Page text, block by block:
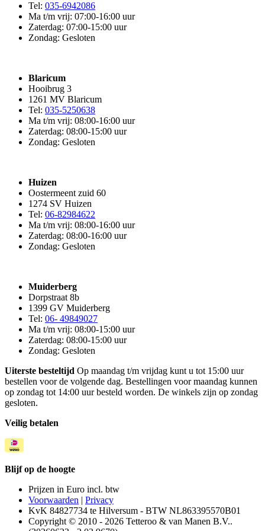
Tel: 035-6942086
Ma t/m vrij: 07:00-16:00 uur
Zaterdag: 07:00-15:00 uur
Zondag: Gesloten
Blaricum
Hooibrug 3
1261 MV Blaricum
Tel: 035-5250638
Ma t/m vrij: 08:00-16:00 uur
Zaterdag: 08:00-15:00 uur
Zondag: Gesloten
Huizen
Oostermeent zuid 60
1274 SV Huizen
Tel: 06-82984622
Ma t/m vrij: 08:00-16:00 uur
Zaterdag: 08:00-16:00 uur
Zondag: Gesloten
Muiderberg
Dorpstraat 8b
1399 GV Muiderberg
Tel: 06- 49849027
Ma t/m vrij: 08:00-15:00 uur
Zaterdag: 08:00-15:00 uur
Zondag: Gesloten
Uiterste besteltijd Op maandag t/m vrijdag kunt u tot 15:00 uur
bestellen voor de volgende dag. Bestellingen voor maandag kunnen
op zondag tot 14:00 uur besteld worden. De winkels zijn op zondag
gesloten.
Veilig betalen
Blijf op de hoogte
Prijzen in Euro incl. btw
Voorwaarden | Privacy
KvK 84827734 te Hilversum - BTW NL863395570B01
Copyright © 2010 - 2026 Tetteroo & van Manen B.V..